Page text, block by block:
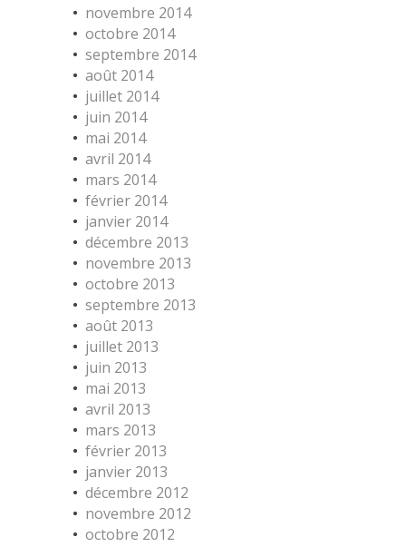
novembre 2014
octobre 2014
septembre 2014
août 2014
juillet 2014
juin 2014
mai 2014
avril 2014
mars 2014
février 2014
janvier 2014
décembre 2013
novembre 2013
octobre 2013
septembre 2013
août 2013
juillet 2013
juin 2013
mai 2013
avril 2013
mars 2013
février 2013
janvier 2013
décembre 2012
novembre 2012
octobre 2012